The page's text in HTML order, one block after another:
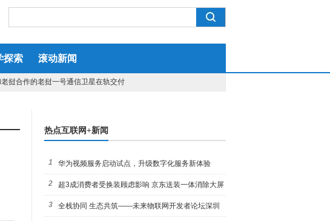
探索 滚动新闻
老挝合作的老挝一号通信卫星在轨交付
热点互联网+新闻
1 华为视频服务启动试点，升级数字化服务新体验
2 超3成消费者受换装顾虑影响 京东送装一体消除大屏
入户难题
3 全栈协同 生态共筑——未来物联网开发者论坛深圳